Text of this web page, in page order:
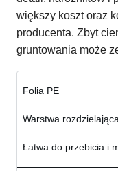
większy koszt oraz
producenta. Zbyt
gruntowania może
Folia PE
Warstwa
Łatwa do przebicia i